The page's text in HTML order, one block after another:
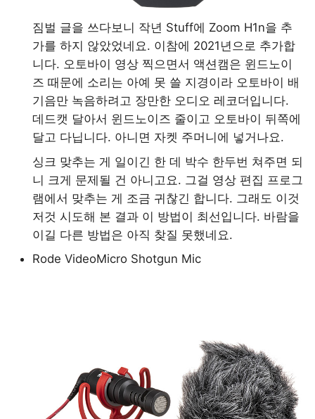
짐벌 글을 쓰다보니 작년 Stuff에 Zoom H1n을 추
가를 하지 않았었네요. 이참에 2021년으로 추가합
니다. 오토바이 영상 찍으면서 액션캠은 윈드노이
즈 때문에 소리는 아예 못 쓸 지경이라 오토바이 배
기음만 녹음하려고 장만한 오디오 레코더입니다.
데드캣 달아서 윈드노이즈 줄이고 오토바이 뒤쪽에
달고 다닙니다. 아니면 자켓 주머니에 넣거나요.
싱크 맞추는 게 일이긴 한 데 박수 한두번 쳐주면 되
니 크게 문제될 건 아니고요. 그걸 영상 편집 프로그
램에서 맞추는 게 조금 귀찮긴 합니다. 그래도 이것
저것 시도해 본 결과 이 방법이 최선입니다. 바람을
이길 다른 방법은 아직 찾질 못했네요.
Rode VideoMicro Shotgun Mic